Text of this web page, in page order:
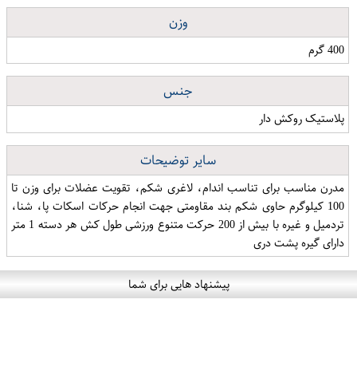
وزن
400 گرم
جنس
پلاستیک روکش دار
سایر توضیحات
مدرن مناسب برای تناسب اندام، لاغری شکم، تقویت عضلات برای وزن تا
100 کیلوگرم حاوی شکم بند مقاومتی جهت انجام حرکات اسکات پا، شنا،
تردمیل و غیره با بیش از 200 حرکت متنوع ورزشی طول کش هر دسته 1 متر
دارای گیره پشت دری
پیشنهاد هایی برای شما